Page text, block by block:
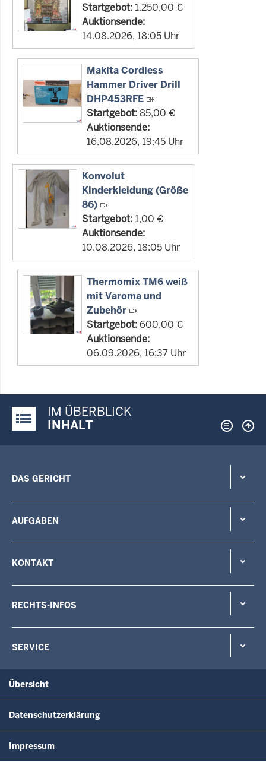
Startgebot:1.250,00 €
Auktionsende:
14.08.2026, 18:05 Uhr
Makita Cordless
Hammer Driver Drill
DHP453RFE
Startgebot:85,00 €
Auktionsende:
16.08.2026, 19:45 Uhr
Konvolut
Kinderkleidung (Größe
86)
Startgebot:1,00 €
Auktionsende:
10.08.2026, 18:05 Uhr
Thermomix TM6 weiß
mit Varoma und
Zubehör
Startgebot:600,00 €
Auktionsende:
06.09.2026, 16:37 Uhr
Justiz-Portal im Überblick:
IM ÜBERBLICK
INHALT
DAS GERICHT
AUFGABEN
KONTAKT
RECHTS-INFOS
SERVICE
Übersicht
Datenschutzerklärung
Impressum